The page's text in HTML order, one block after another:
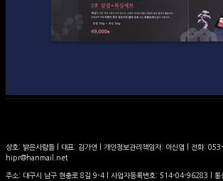
상호: 밝은사람들 | 대표: 김가연 | 개인정보관리책임자: 이신엽 | 전화:
hipr@hanmail.net
주소: 대구시 남구 현충로 8길 9-4 | 사업자등록번호: 514-04-96283 | 통